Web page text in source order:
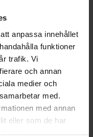
anpassa innehållet
funktioner
trafik. Vi
och annan
medier och
med.
med annan
eller som de har
Gummi Orange